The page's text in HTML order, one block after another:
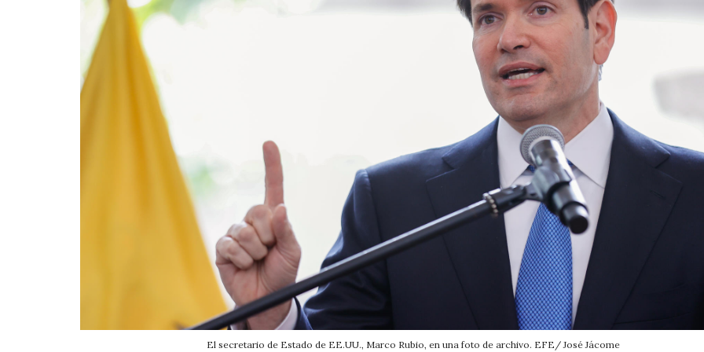
El secretario de Estado de EE.UU., Marco Rubio, en una foto de archivo. EFE/ José Jácome